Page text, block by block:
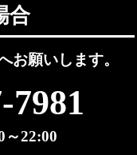
合
お願いします。
7981
22:00